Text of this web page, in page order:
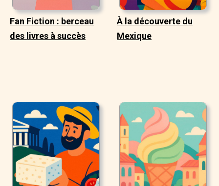
Fan Fiction : berceau
des livres à succès
À la découverte du
Mexique